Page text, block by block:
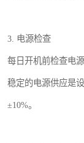
3. 电源检查
每日开机前检查电
稳定的电源供应是
±10%。